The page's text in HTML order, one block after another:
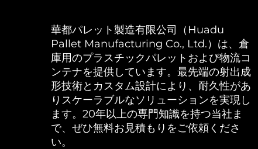
華都パレット製造有限公司（Huadu
Pallet Manufacturing Co., Ltd.）は、倉
庫用のプラスチックパレットおよび物流コ
ンテナを提供しています。最先端の射出成
形技術とカスタム設計により、耐久性があ
りスケーラブルなソリューションを実現し
ます。20年以上の専門知識を持つ当社ま
で、ぜひ無料お見積もりをご依頼くださ
い。